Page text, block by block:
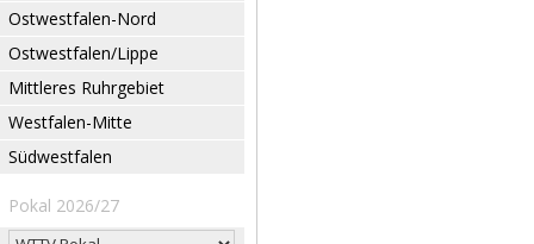
Ostwestfalen-Nord
Ostwestfalen/Lippe
Mittleres Ruhrgebiet
Westfalen-Mitte
Südwestfalen
Pokal 2026/27